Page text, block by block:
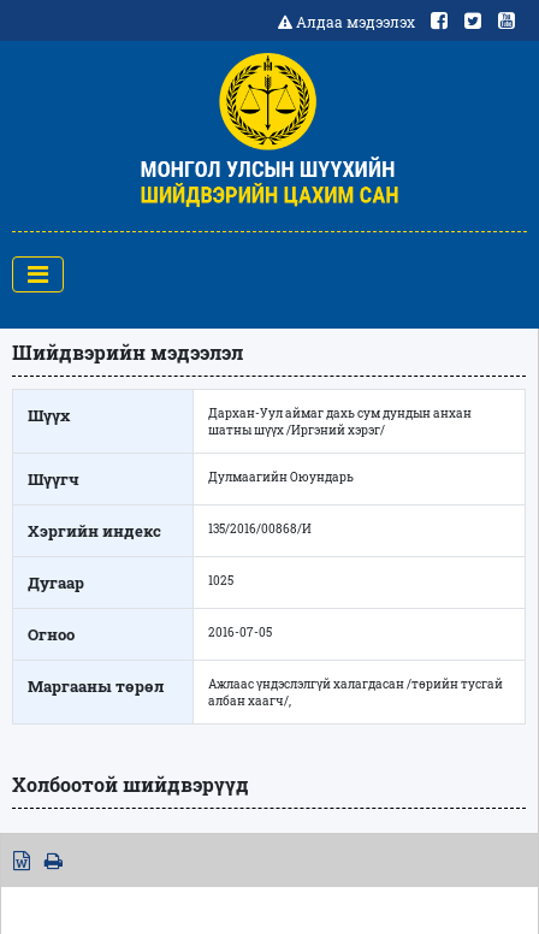
Алдаа мэдээлэх
Шийдвэрийн мэдээлэл
Шүүх
Дархан-Уул аймаг дахь сум дундын анхан
шатны шүүх /Иргэний хэрэг/
Шүүгч Дулмаагийн Оюундарь
Хэргийн индекс 135/2016/00868/И
Дугаар 1025
Огноо 2016-07-05
Маргааны төрөл
Ажлаас үндэслэлгүй халагдасан /төрийн тусгай
албан хаагч/,
Холбоотой шийдвэрүүд